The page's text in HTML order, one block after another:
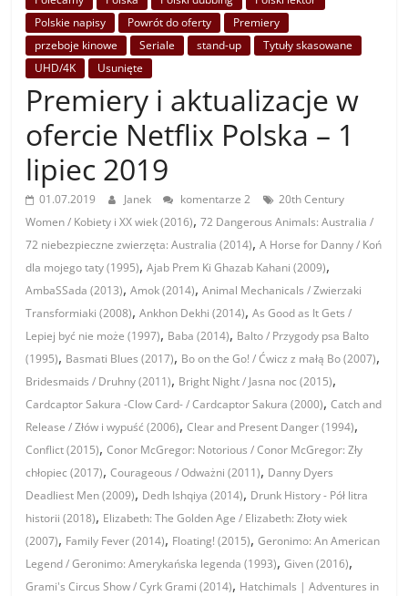
Polskie napisy
Powrót do oferty
Premiery
przeboje kinowe
Seriale stand-up
Tytuły skasowane
UHD/4K
Usunięte
Premiery i aktualizacje w
ofercie Netflix Polska – 1
lipiec 2019
01.07.2019 Janek komentarze 2
20th Century
Women / Kobiety i XX wiek (2016),72 Dangerous Animals: Australia /
72 niebezpieczne zwierzęta: Australia (2014),A Horse for Danny / Koń
dla mojego taty (1995),Ajab Prem Ki Ghazab Kahani (2009),
AmbaSSada (2013),Amok (2014),Animal Mechanicals / Zwierzaki
Transformiaki (2008),Ankhon Dekhi (2014),As Good as It Gets /
Lepiej być nie może (1997), Baba (2014), Balto / Przygody psa Balto
(1995), Basmati Blues (2017), Bo on the Go! / Ćwicz z małą Bo (2007),
Bridesmaids / Druhny (2011), Bright Night / Jasna noc (2015),
Cardcaptor Sakura -Clow Card- / Cardcaptor Sakura (2000),Catch and
Release / Złów i wypuść (2006),Clear and Present Danger (1994),
Conflict (2015),Conor McGregor: Notorious / Conor McGregor: Zły
chłopiec (2017),Courageous / Odważni (2011), Danny Dyers
Deadliest Men (2009), Dedh Ishqiya (2014), Drunk History - Pół litra
historii (2018), Elizabeth: The Golden Age / Elizabeth: Złoty wiek
(2007), Family Fever (2014), Floating! (2015),Geronimo: An American
Legend / Geronimo: Amerykańska legenda (1993),Given (2016),
Grami's Circus Show / Cyrk Grami (2014), Hatchimals | Adventures in